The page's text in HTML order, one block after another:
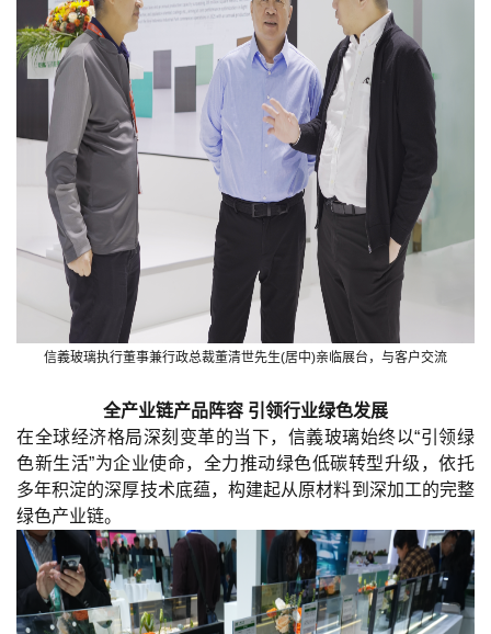
信義玻璃执行董事兼行政总裁董清世先生(居中)亲临展台，与客户交流
全产业链产品阵容 引领行业绿色发展
在全球经济格局深刻变革的当下，信義玻璃始终以“引领绿
色新生活”为企业使命，全力推动绿色低碳转型升级，依托
多年积淀的深厚技术底蕴，构建起从原材料到深加工的完整
绿色产业链。